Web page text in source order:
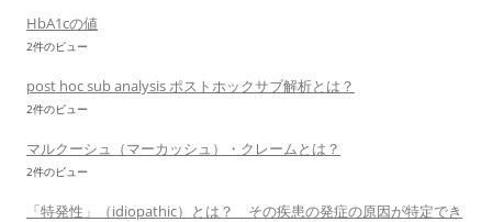
HbA1cの値
2件のビュー
post hoc sub analysis ポストホックサブ解析とは？
2件のビュー
マルクーシュ（マーカッシュ）・クレームとは？
2件のビュー
「特発性」（idiopathic）とは？ その疾患の発症の原因が特定でき